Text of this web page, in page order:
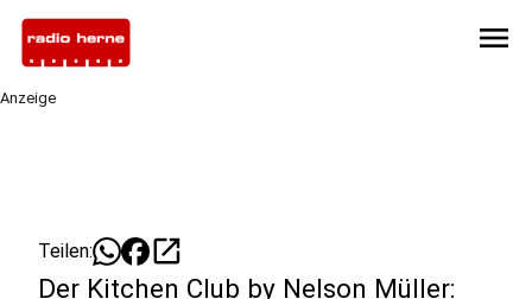
menu
Anzeige
Teilen: open_in_new
Der Kitchen Club by Nelson Müller: